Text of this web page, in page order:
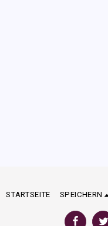
STARTSEITE SPEICHERN